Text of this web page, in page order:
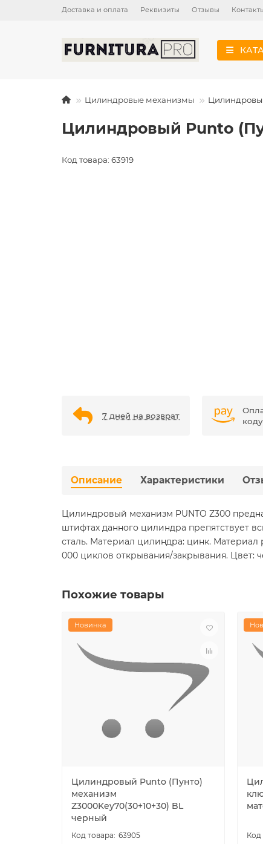
Доставка и оплата Реквизиты Отзывы
Цилиндровые механизмы
Цилиндровый Punto
Код товара: 63919
7 дней на возврат
коду
Описание Характеристики
Цилиндровый механизм PUNTO Z300
штифтах данного цилиндра препятствует
сталь. Материал цилиндра: цинк. Материал
000 циклов открывания/закрывания. Цвет:
Похожие товары
Новинка
Цилиндровый Punto (Пунто)
механизм
Z3000Key70(30+10+30) BL
черный
63905